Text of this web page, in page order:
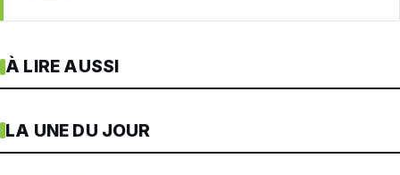
À LIRE AUSSI
LA UNE DU JOUR